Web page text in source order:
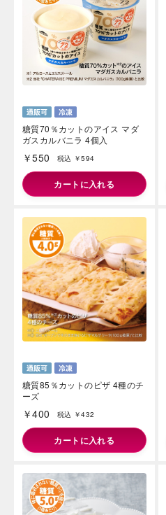
糖質70％カットのアイス マダ
ガスカルバニラ 4個入
￥550 税込 ￥594
カートに入れる
糖質85％カットのピザ 4種のチ
ーズ
￥400 税込 ￥432
カートに入れる